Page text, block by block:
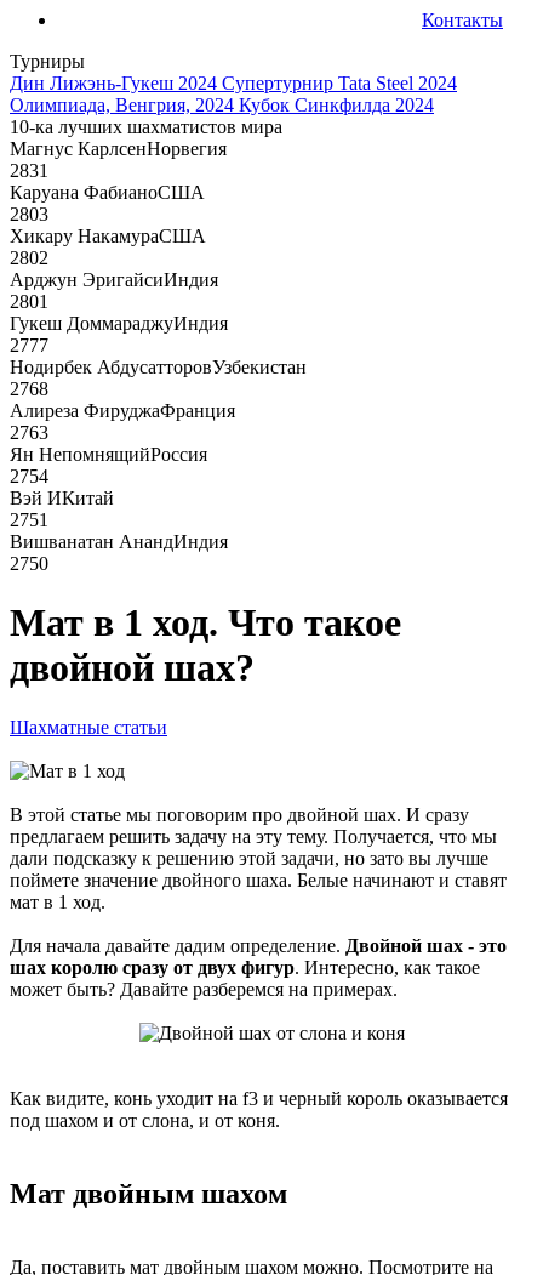
Контакты
Турниры
Дин Лижэнь-Гукеш 2024 Супертурнир Tata Steel 2024
Олимпиада, Венгрия, 2024 Кубок Синкфилда 2024
10-ка лучших шахматистов мира
Магнус КарлсенНорвегия
2831
Каруана ФабианоСША
2803
Хикару НакамураСША
2802
Арджун ЭригайсиИндия
2801
Гукеш ДоммараджуИндия
2777
Нодирбек АбдусатторовУзбекистан
2768
Алиреза ФируджаФранция
2763
Ян НепомнящийРоссия
2754
Вэй ИКитай
2751
Вишванатан АнандИндия
2750
Мат в 1 ход. Что такое
двойной шах?
Шахматные статьи
В этой статье мы поговорим про двойной шах. И сразу
предлагаем решить задачу на эту тему. Получается, что мы
дали подсказку к решению этой задачи, но зато вы лучше
поймете значение двойного шаха. Белые начинают и ставят
мат в 1 ход.
Для начала давайте дадим определение. Двойной шах - это
шах королю сразу от двух фигур. Интересно, как такое
может быть? Давайте разберемся на примерах.
Как видите, конь уходит на f3 и черный король оказывается
под шахом и от слона, и от коня.
Мат двойным шахом
Да, поставить мат двойным шахом можно. Посмотрите на